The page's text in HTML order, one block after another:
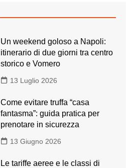
Un weekend goloso a Napoli:
itinerario di due giorni tra centro
storico e Vomero
13 Luglio 2026
Come evitare truffa “casa
fantasma”: guida pratica per
prenotare in sicurezza
13 Giugno 2026
Le tariffe aeree e le classi di